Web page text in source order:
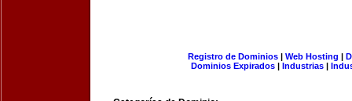
Registro de Dominios| Web Hosting |
Dominios Expirados | Industrias |